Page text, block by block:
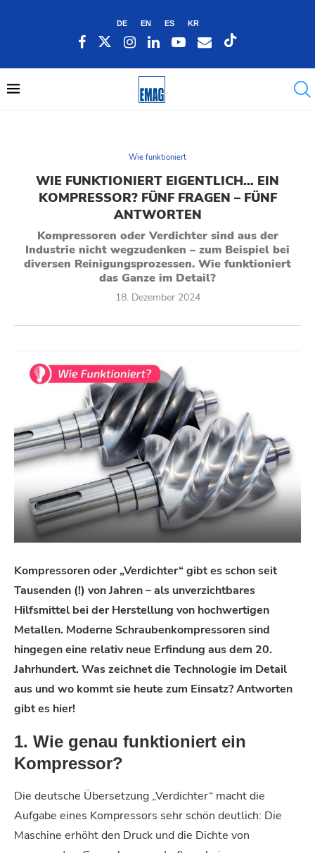
DE EN ES KR
Wie funktioniert
WIE FUNKTIONIERT EIGENTLICH… EIN
KOMPRESSOR? FÜNF FRAGEN – FÜNF
ANTWORTEN
Kompressoren oder Verdichter sind aus der
Industrie nicht wegzudenken – zum Beispiel bei
diversen Reinigungsprozessen. Wie funktioniert
das Ganze im Detail?
18. Dezember 2024
Kompressoren oder „Verdichter“ gibt es schon seit
Tausenden (!) von Jahren – als unverzichtbares
Hilfsmittel bei der Herstellung von hochwertigen
Metallen. Moderne Schraubenkompressoren sind
hingegen eine relativ neue Erfindung aus dem 20.
Jahrhundert. Was zeichnet die Technologie im Detail
aus und wo kommt sie heute zum Einsatz? Antworten
gibt es hier!
1. Wie genau funktioniert ein
Kompressor?
Die deutsche Übersetzung „Verdichter“ macht die
Aufgabe eines Kompressors sehr schön deutlich: Die
Maschine erhöht den Druck und die Dichte von